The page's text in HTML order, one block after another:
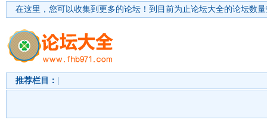
在这里，您可以收集到更多的论坛！ 到目前为止论坛大全的论坛数
推荐栏目：